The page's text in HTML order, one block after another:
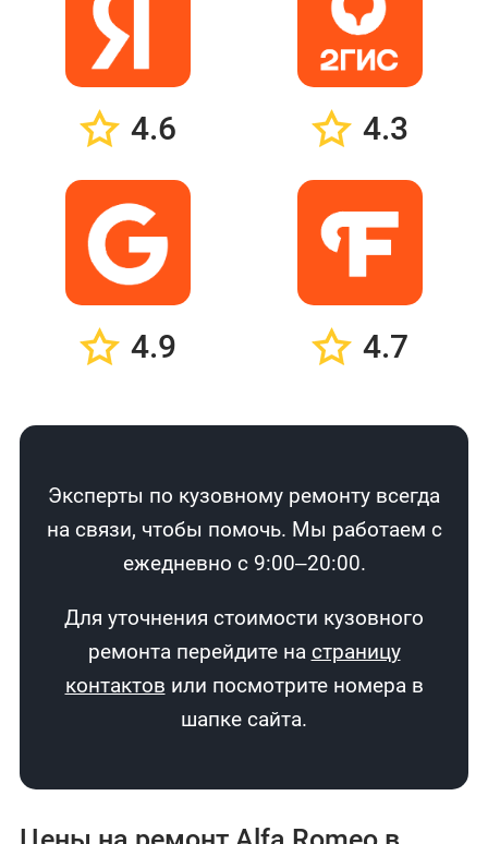
4.6 4.3
4.9 4.7
Эксперты по кузовному ремонту всегда
на связи, чтобы помочь. Мы работаем с
ежедневно с 9:00–20:00.
Для уточнения стоимости кузовного
ремонта перейдите на страницу
контактов или посмотрите номера в
шапке сайта.